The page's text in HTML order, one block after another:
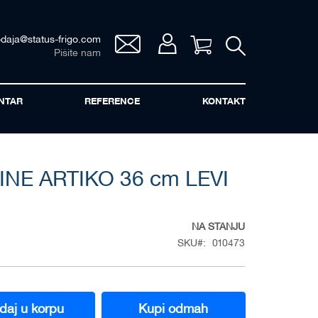
Vaša korpa
frigo.com
Pišite nam
REFERENCE KONTAKT
ARTIKO 36 cm LEVI
NA STANJU
SKU
010473
u korpu Kupi odmah